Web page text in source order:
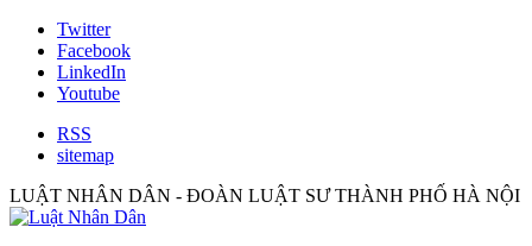
Twitter
Facebook
LinkedIn
Youtube
RSS
sitemap
LUẬT NHÂN DÂN - ĐOÀN LUẬT SƯ THÀNH PHỐ HÀ NỘI